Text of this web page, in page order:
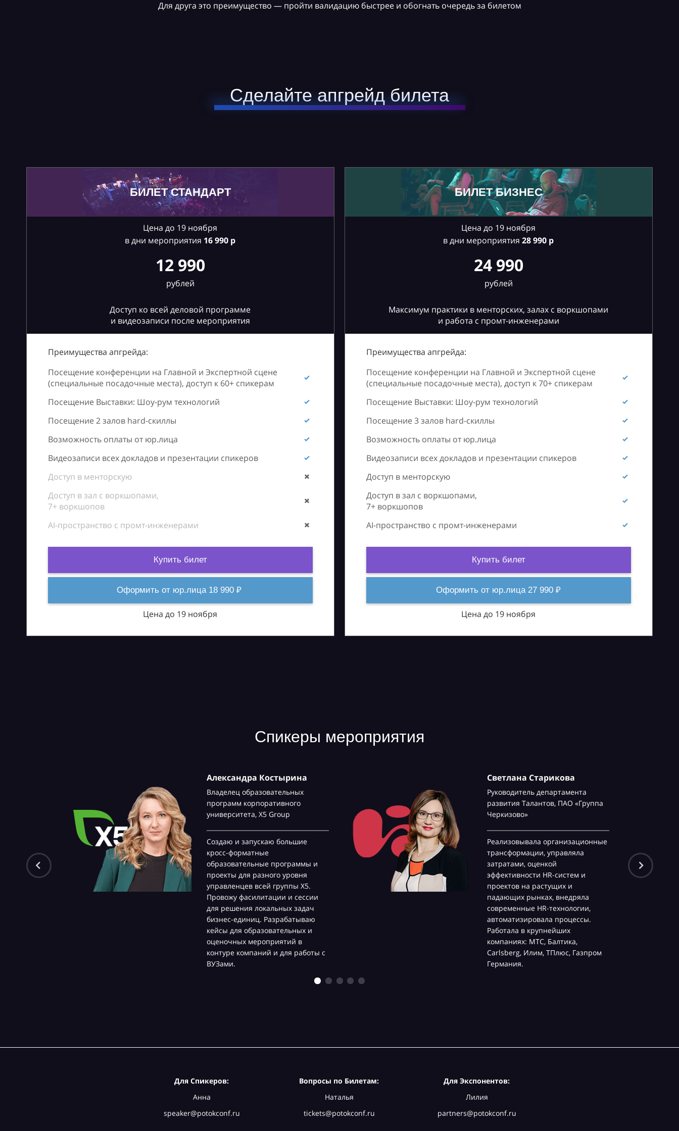
Для друга это преимущество — пройти валидацию быстрее и обогнать очередь за билетом
Сделайте апгрейд билета
БИЛЕТ СТАНДАРТ
Цена до 19 ноября
в дни мероприятия 16990 р
12 990
рублей
Доступ ко всей деловой программе
и видеозаписи после мероприятия
Преимущества апгрейда:
Посещение конференции на Главной и Экспертной сцене
(специальные посадочные места), доступ к 60+ спикерам
Посещение Выставки: Шоу-рум технологий
Посещение 2 залов hard-скиллы
Возможность оплаты от юр.лица
Видеозаписи всех докладов и презентации спикеров
Доступ в менторскую
Доступ в зал с воркшопами,
7+ воркшопов
AI-пространство с промт-инженерами
Купить билет
Оформить от юр.лица 18 990 ₽
Цена до 19 ноября
БИЛЕТ БИЗНЕС
Цена до 19 ноября
в дни мероприятия 28990 р
24 990
рублей
Максимум практики в менторских, залах с воркшопами
и работа с промт-инженерами
Преимущества апгрейда:
Посещение конференции на Главной и Экспертной сцене
(специальные посадочные места), доступ к 70+ спикерам
Посещение Выставки: Шоу-рум технологий
Посещение 3 залов hard-скиллы
Возможность оплаты от юр.лица
Видеозаписи всех докладов и презентации спикеров
Доступ в менторскую
Доступ в зал с воркшопами,
7+ воркшопов
AI-пространство с промт-инженерами
Купить билет
Оформить от юр.лица 27 990 ₽
Цена до 19 ноября
Спикеры мероприятия
Александра Костырина
Владелец образовательных
программ корпоративного
университета, Х5 Group
Создаю и запускаю большие
кросс-форматные
образовательные программы и
проекты для разного уровня
управленцев всей группы Х5.
Провожу фасилитации и сессии
для решения локальных задач
бизнес-единиц. Разрабатываю
кейсы для образовательных и
оценочных мероприятий в
контуре компаний и для работы с
ВУЗами.
Светлана Старикова
Руководитель департамента
развития Талантов, ПАО «Группа
Черкизово»
Реализовывала организационные
трансформации, управляла
затратами, оценкой
эффективности HR-систем и
проектов на растущих и
падающих рынках, внедряла
современные HR-технологии,
автоматизировала процессы.
Работала в крупнейших
компаниях: МТС, Балтика,
Carlsberg, Илим, ТПлюс, Газпром
Германия.
Для Спикеров:
Анна
speaker@potokconf.ru
Вопросы по Билетам:
Наталья
tickets@potokconf.ru
Для Экспонентов:
Лилия
partners@potokconf.ru